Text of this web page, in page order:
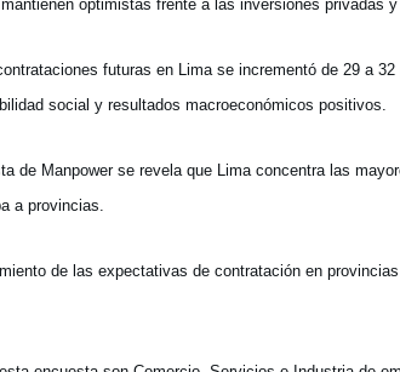
optimistas frente a las inversiones privadas
futuras en Lima se incrementó de 29 a
social y resultados macroeconómicos positivos.
de Manpower se revela que Lima concentra las
a provincias.
de las expectativas de contratación en